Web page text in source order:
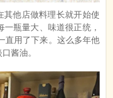
他店做料理长就开始使
瓶量大、味道很正统，
直用了下来。这么多年他
酱油。